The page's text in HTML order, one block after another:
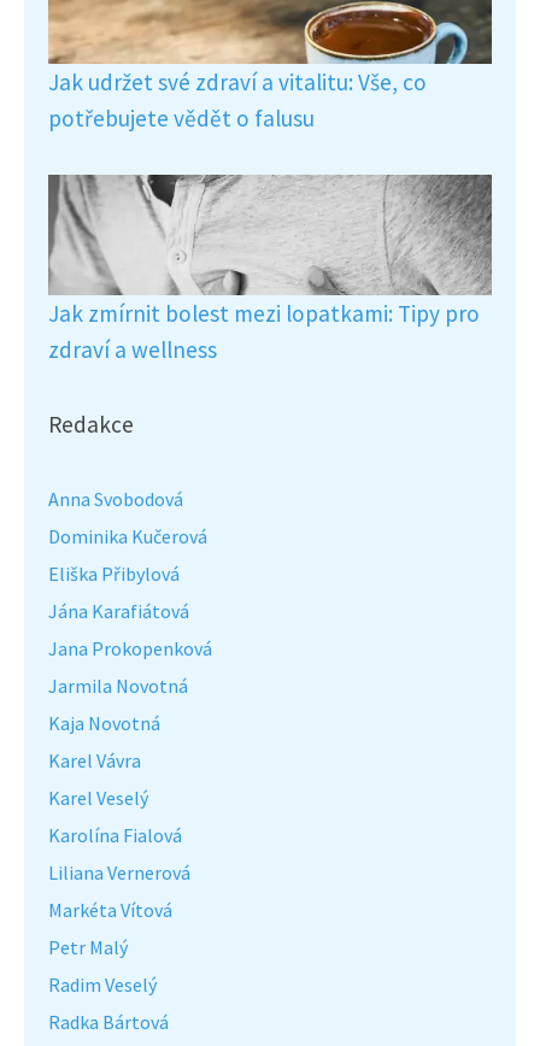
Jak udržet své zdraví a vitalitu: Vše, co
potřebujete vědět o falusu
Jak zmírnit bolest mezi lopatkami: Tipy pro
zdraví a wellness
Redakce
Anna Svobodová
Dominika Kučerová
Eliška Přibylová
Jána Karafiátová
Jana Prokopenková
Jarmila Novotná
Kaja Novotná
Karel Vávra
Karel Veselý
Karolína Fialová
Liliana Vernerová
Markéta Vítová
Petr Malý
Radim Veselý
Radka Bártová